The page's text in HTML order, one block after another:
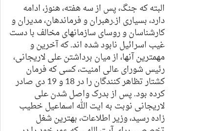
البته که جنگ، پس از سه هفته، هنوز، ادامه
دارد، بسیاری از.رهبران و فرماندهان، مدیران و
کارشناسان و روسای سازمانهای مخالف با دست
غیب اسرائیل نابود شده اند. که آخرین و
مهمترین آنها، از میان برداشتن علی لاریجانی،
رئیس شورای عالی امنیت، کسی که فرمان
کشتار تظاهر کنندگان را در 18 و 19 دی صادر
کرده بود. پس از بدرک واصل شدن علی
لاریجانی نوبت به ایت الله اسماعیل خطیب
زاده رسید، وزیر اطلاعات، بهترین شغل